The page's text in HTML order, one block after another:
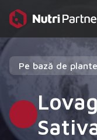
Pe bază de plante